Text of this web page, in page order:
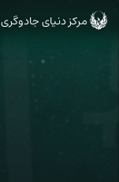
ورود
مرکز دنیای جادوگری